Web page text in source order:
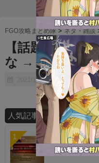
FGO攻略まとめ隊 >ネタ・雑談
【話題】FGO
な → そもそも
2021/10/08
人気記事ランキング
【朗報】オル